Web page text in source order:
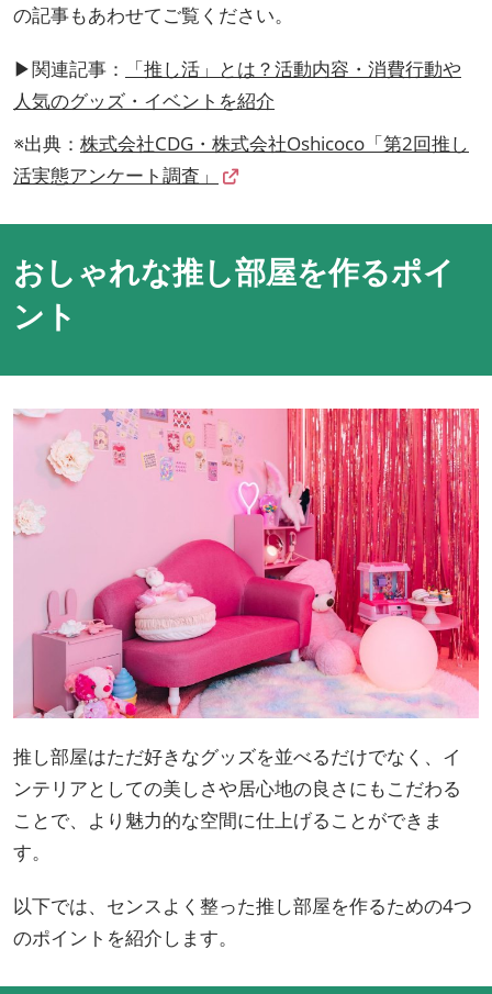
の記事もあわせてご覧ください。
▶関連記事：
「推し活」とは？活動内容・消費行動や
人気のグッズ・イベントを紹介
※出典： 株式会社CDG・株式会社Oshicoco「第2回推し
活実態アンケート調査」
おしゃれな推し部屋を作るポイ
ント
推し部屋はただ好きなグッズを並べるだけでなく、イ
ンテリアとしての美しさや居心地の良さにもこだわる
ことで、より魅力的な空間に仕上げることができま
す。
以下では、センスよく整った推し部屋を作るための4つ
のポイントを紹介します。